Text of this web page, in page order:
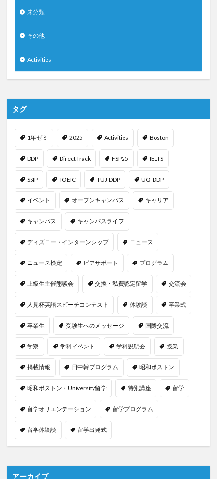
未分類
その他
Activities
タグ
1年ゼミ 2025 Activities Boston
DDP Direct Track FSP25 IELTS
SSIP TOEIC TUJ-DDP UQ-DDP
イベント オープンキャンパス キャリア
キャンパス キャンパスライフ
ディズニー・インターンシップ ニュース
ニュース検定 ピアサポート プログラム
上級生主催懇談会 交換・私費認定留学 交流会
人見杯英語スピーチコンテスト 体験談 卒業式
卒業生 受験生へのメッセージ 国際交流
学寮 学科イベント 学科説明会 授業
掲載情報 日中韓プログラム 昭和ボストン
昭和ボストン・University留学 特別講座 留学
留学オリエンテーション 留学プログラム
留学体験談 留学出発式
アーカイブ